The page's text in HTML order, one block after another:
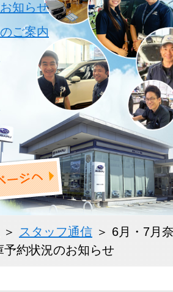
知らせ
ご案内
＞ スタッフ通信 ＞ 6月・7月
予約状況のお知らせ